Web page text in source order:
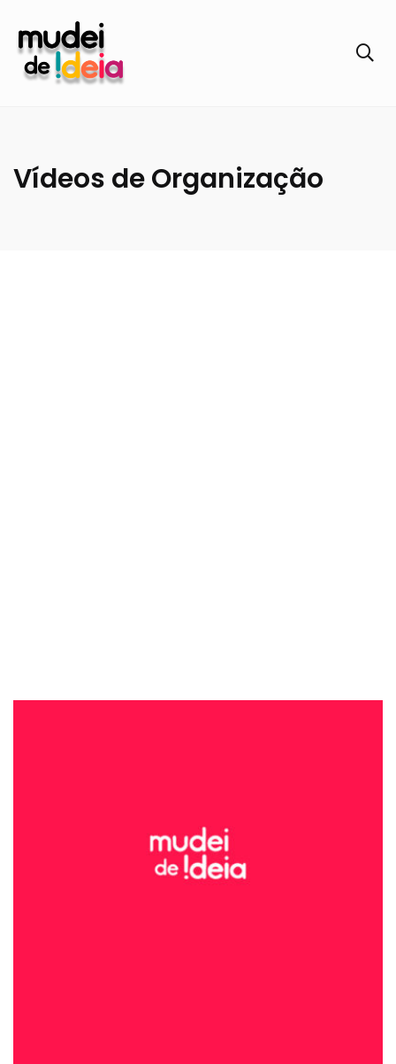
Vídeos de Organização